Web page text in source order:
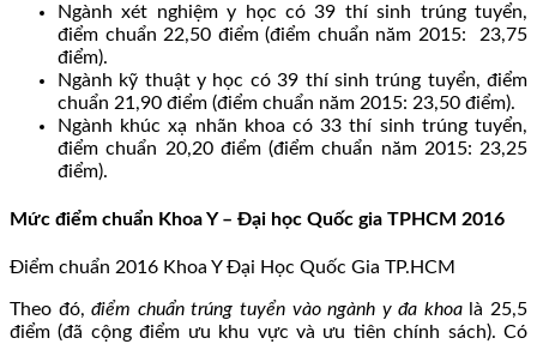
Ngành xét nghiệm y học có 39 thí sinh trúng tuyển,
điểm chuẩn 22,50 điểm (điểm chuẩn năm 2015: 23,75
điểm).
Ngành kỹ thuật y học có 39 thí sinh trúng tuyển, điểm
chuẩn 21,90 điểm (điểm chuẩn năm 2015: 23,50 điểm).
Ngành khúc xạ nhãn khoa có 33 thí sinh trúng tuyển,
điểm chuẩn 20,20 điểm (điểm chuẩn năm 2015: 23,25
điểm).
Mức điểm chuẩn Khoa Y – Đại học Quốc gia TPHCM 2016
Điểm chuẩn 2016 Khoa Y Đại Học Quốc Gia TP.HCM
Theo đó,điểm chuẩn trúng tuyển vào ngành y đa khoalà 25,5
điểm (đã cộng điểm ưu khu vực và ưu tiên chính sách). Có